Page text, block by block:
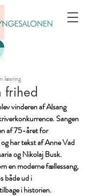
frihed
læsning
vinderen af Alsang
Sangen
af 75-året for
har tekst af Anne Vad
og Nikolaj Busk.
en moderne fællessang,
både ud i
i historien.